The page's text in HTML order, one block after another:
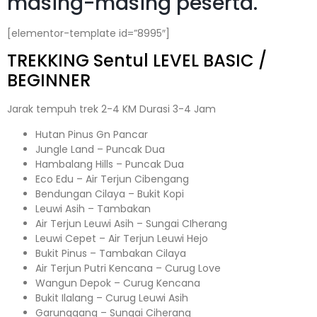
[elementor-template id=”8995″]
TREKKING Sentul LEVEL BASIC /
BEGINNER
Jarak tempuh trek 2-4 KM Durasi 3-4 Jam
Hutan Pinus Gn Pancar
Jungle Land – Puncak Dua
Hambalang Hills – Puncak Dua
Eco Edu – Air Terjun Cibengang
Bendungan Cilaya – Bukit Kopi
Leuwi Asih – Tambakan
Air Terjun Leuwi Asih – Sungai CIherang
Leuwi Cepet – Air Terjun Leuwi Hejo
Bukit Pinus – Tambakan Cilaya
Air Terjun Putri Kencana – Curug Love
Wangun Depok – Curug Kencana
Bukit Ilalang – Curug Leuwi Asih
Garunggang – Sungai Ciherang